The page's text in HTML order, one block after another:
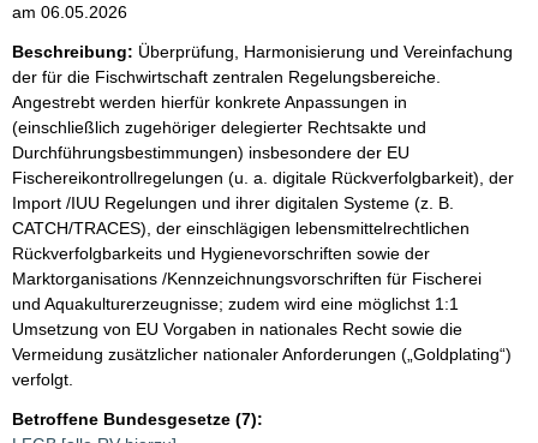
am 06.05.2026
Beschreibung: Überprüfung, Harmonisierung und Vereinfachung
der für die Fischwirtschaft zentralen Regelungsbereiche.
Angestrebt werden hierfür konkrete Anpassungen in
(einschließlich zugehöriger delegierter Rechtsakte und
Durchführungsbestimmungen) insbesondere der EU
Fischereikontrollregelungen (u. a. digitale Rückverfolgbarkeit), der
Import /IUU Regelungen und ihrer digitalen Systeme (z. B.
CATCH/TRACES), der einschlägigen lebensmittelrechtlichen
Rückverfolgbarkeits und Hygienevorschriften sowie der
Marktorganisations /Kennzeichnungsvorschriften für Fischerei
und Aquakulturerzeugnisse; zudem wird eine möglichst 1:1
Umsetzung von EU Vorgaben in nationales Recht sowie die
Vermeidung zusätzlicher nationaler Anforderungen („Goldplating“)
verfolgt.
Betroffene Bundesgesetze (7):